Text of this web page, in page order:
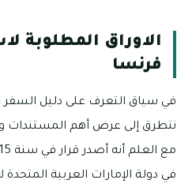
الاوراق المطلوبة
فرنسا
في سياق التعرف على دليل السفر
نتطرق إلى عرض أهم المستندات
في دولة الإمارات العربية